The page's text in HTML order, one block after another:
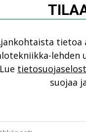
tietoa
lehden
Lue
suojaa